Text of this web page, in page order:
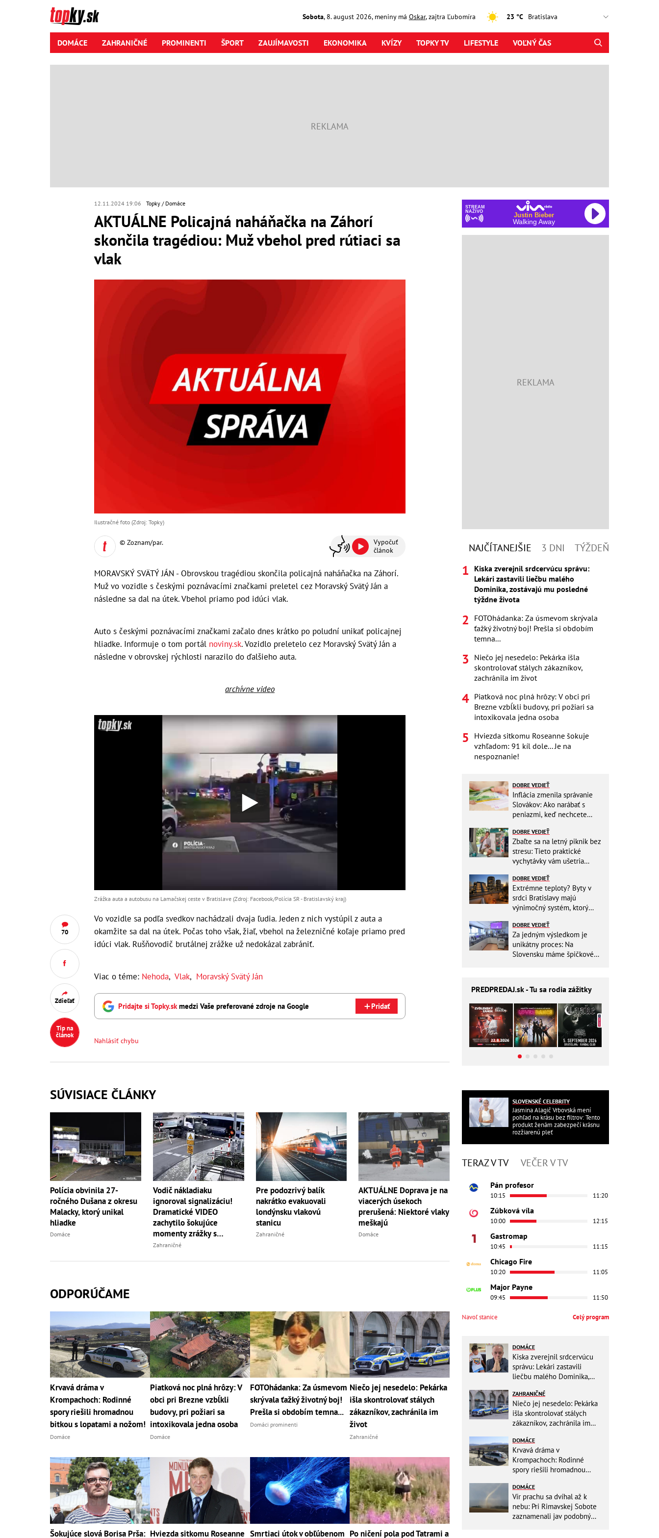
Sobota, 8. august2026, meniny má Oskar, zajtra Ľubomíra 23 °C
DOMÁCE ZAHRANIČNÉ PROMINENTI ŠPORT ZAUJÍMAVOSTI EKONOMIKA KVÍZY TOPKY TV LIFESTYLE VOĽNÝ ČAS
12.11.2024 19:06 Topky Domáce
AKTUÁLNE Policajná naháňačka na Záhorí
skončila tragédiou: Muž vbehol pred rútiaci sa
vlak
70
Zdieľať
Tip na
článok
Ilustračné foto (Zdroj: Topky)
© Zoznam/par.
Vypočuť
článok
MORAVSKÝ SVÄTÝ JÁN - Obrovskou tragédiou skončila policajná naháňačka na Záhorí.
Muž vo vozidle s českými poznávacími značkami preletel cez Moravský Svätý Ján a
následne sa dal na útek. Vbehol priamo pod idúci vlak.
Auto s českými poznávacími značkami začalo dnes krátko po poludní unikať policajnej
hliadke. Informuje o tom portál noviny.sk. Vozidlo preletelo cez Moravský Svätý Ján a
následne v obrovskej rýchlosti narazilo do ďalšieho auta.
archívne video
Zrážka auta a autobusu na Lamačskej ceste v Bratislave (Zdroj: Facebook/Polícia SR - Bratislavský kraj)
Vo vozidle sa podľa svedkov nachádzali dvaja ľudia. Jeden z nich vystúpil z auta a
okamžite sa dal na útek. Počas toho však, žiaľ, vbehol na železničné koľaje priamo pred
idúci vlak. Rušňovodič brutálnej zrážke už nedokázal zabrániť.
Viac o téme: Nehoda, Vlak, Moravský Svätý Ján
Pridajte si Topky.skmedzi Vaše preferované zdroje na Google Pridať
Nahlásiť chybu
SÚVISIACE ČLÁNKY
Polícia obvinila 27-
ročného Dušana z okresu
Malacky, ktorý unikal
hliadke
Domáce
Vodič nákladiaku
ignoroval signalizáciu!
Dramatické VIDEO
zachytilo šokujúce
momenty zrážky s
vlakom
Zahraničné
Pre podozrivý balík
nakrátko evakuovali
londýnsku vlakovú
stanicu
Zahraničné
AKTUÁLNE Doprava je na
viacerých úsekoch
prerušená: Niektoré vlaky
meškajú
Domáce
ODPORÚČAME
Krvavá dráma v
Krompachoch: Rodinné
spory riešili hromadnou
bitkou s lopatami a nožom!
Domáce
Piatková noc plná hrôzy: V
obci pri Brezne vzbĺkli
budovy, pri požiari sa
intoxikovala jedna osoba
Domáce
FOTOhádanka: Za úsmevom
skrývala ťažký životný boj!
Prešla si obdobím temna...
Domáci prominenti
Niečo jej nesedelo: Pekárka
išla skontrolovať stálych
zákazníkov, zachránila im
život
Zahraničné
Šokujúce slová Borisa Prša: Hviezda sitkomu Roseanne Smrtiaci útok v obľúbenom Po ničení pola pod Tatrami a
STREAM
NAŽIVO
Justin Bieber
Walking Away
NAJČÍTANEJŠIE 3 DNI TÝŽDEŇ
Kiska zverejnil srdcervúcu správu:
Lekári zastavili liečbu malého
Dominika, zostávajú mu posledné
týždne života
FOTOhádanka: Za úsmevom skrývala
ťažký životný boj! Prešla si obdobím
temna...
Niečo jej nesedelo: Pekárka išla
skontrolovať stálych zákazníkov,
zachránila im život
Piatková noc plná hrôzy: V obci pri
Brezne vzbĺkli budovy, pri požiari sa
intoxikovala jedna osoba
Hviezda sitkomu Roseanne šokuje
vzhľadom: 91 kíl dole... Je na
nespoznanie!
DOBRE VEDIEŤ
Inflácia zmenila správanie
Slovákov: Ako narábať s
peniazmi, keď nechcete
DOBRE VEDIEŤ
Zbaľte sa na letný piknik bez
stresu: Tieto praktické
vychytávky vám ušetria
DOBRE VEDIEŤ
Extrémne teploty? Byty v
srdci Bratislavy majú
výnimočný systém, ktorý
DOBRE VEDIEŤ
Za jedným výsledkom je
unikátny proces: Na
Slovensku máme špičkové
PREDPREDAJ.sk - Tu sa rodia zážitky
SLOVENSKÉ CELEBRITY
Jasmina Alagič Vrbovská mení
pohľad na krásu bez filtrov: Tento
produkt ženám zabezpečí krásnu
rozžiarenú pleť
TERAZ V TV VEČER V TV
Pán profesor
10:15 11:20
Zúbková víla
10:00 12:15
Gastromap
10:45 11:15
Chicago Fire
10:20 11:05
Major Payne
09:45 11:50
Navoľ stanice Celý program
DOMÁCE
Kiska zverejnil srdcervúcu
správu: Lekári zastavili
liečbu malého Dominika,
týždne života
ZAHRANIČNÉ
Niečo jej nesedelo: Pekárka
išla skontrolovať stálych
zákazníkov, zachránila im
DOMÁCE
Krvavá dráma v
Krompachoch: Rodinné
spory riešili hromadnou
DOMÁCE
Vír prachu sa dvíhal až k
nebu: Pri Rimavskej Sobote
zaznamenali jav podobný